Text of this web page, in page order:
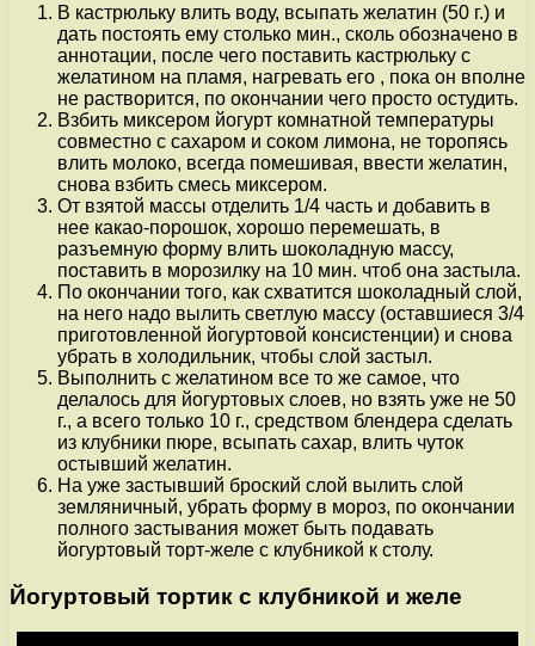
В кастрюльку влить воду, всыпать желатин (50 г.) и
дать постоять ему столько мин., сколь обозначено в
аннотации, после чего поставить кастрюльку с
желатином на пламя, нагревать его , пока он вполне
не растворится, по окончании чего просто остудить.
Взбить миксером йогурт комнатной температуры
совместно с сахаром и соком лимона, не торопясь
влить молоко, всегда помешивая, ввести желатин,
снова взбить смесь миксером.
От взятой массы отделить 1/4 часть и добавить в
нее какао-порошок, хорошо перемешать, в
разъемную форму влить шоколадную массу,
поставить в морозилку на 10 мин. чтоб она застыла.
По окончании того, как схватится шоколадный слой,
на него надо вылить светлую массу (оставшиеся 3/4
приготовленной йогуртовой консистенции) и снова
убрать в холодильник, чтобы слой застыл.
Выполнить с желатином все то же самое, что
делалось для йогуртовых слоев, но взять уже не 50
г., а всего только 10 г., средством блендера сделать
из клубники пюре, всыпать сахар, влить чуток
остывший желатин.
На уже застывший броский слой вылить слой
земляничный, убрать форму в мороз, по окончании
полного застывания может быть подавать
йогуртовый торт-желе с клубникой к столу.
Йогуртовый тортик с клубникой и желе